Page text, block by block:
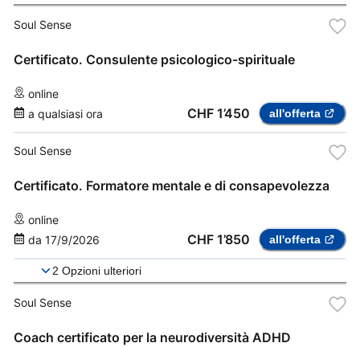
Soul Sense
Certificato. Consulente psicologico-spirituale
online
a qualsiasi ora
CHF 1’450 all'offerta
Soul Sense
Certificato. Formatore mentale e di consapevolezza
online
da 17/9/2026 CHF 1’850 all'offerta
2 Opzioni ulteriori
Soul Sense
Coach certificato per la neurodiversità ADHD